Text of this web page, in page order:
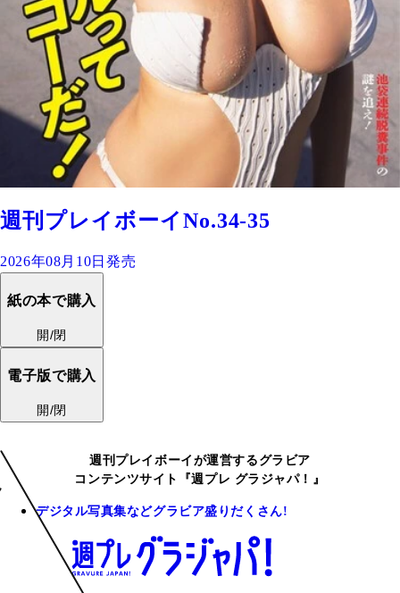
週刊プレイボーイNo.34-35
2026年08月10日発売
紙の本で購入
開/閉
電子版で購入
開/閉
週刊プレイボーイが運営するグラビア
コンテンツサイト『週プレ グラジャパ！』
デジタル写真集などグラビア盛りだくさん!